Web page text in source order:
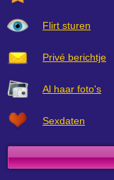
Flirt sturen
Privé berichtje
Al haar foto's
Sexdaten